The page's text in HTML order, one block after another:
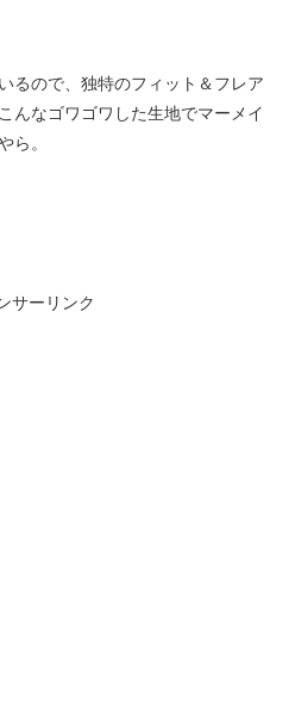
るので、独特のフィット＆フレア
んなゴワゴワした生地でマーメイ
ら。
サーリンク